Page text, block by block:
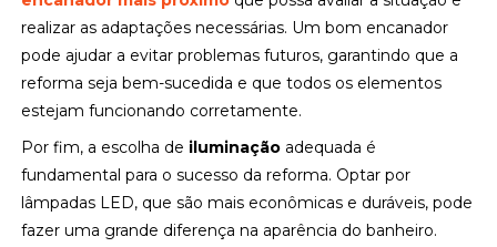
realizar as adaptações necessárias. Um bom encanador
pode ajudar a evitar problemas futuros, garantindo que a
reforma seja bem-sucedida e que todos os elementos
estejam funcionando corretamente.
Por fim, a escolha de iluminação adequada é
fundamental para o sucesso da reforma. Optar por
lâmpadas LED, que são mais econômicas e duráveis, pode
fazer uma grande diferença na aparência do banheiro.